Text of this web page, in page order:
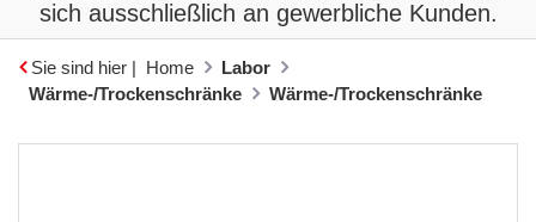
sich ausschließlich an gewerbliche Kunden.
Sie sind hier | Home
Labor
Wärme-/Trockenschränke
Wärme-/Trockenschränke